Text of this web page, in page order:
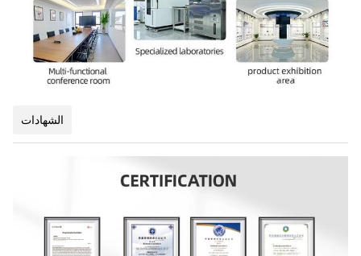
الشهادات